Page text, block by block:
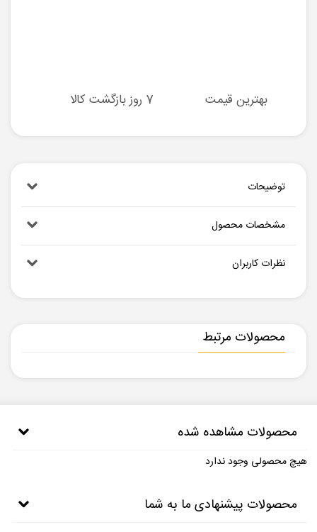
بهترین قیمت 7 روز بازگشت کالا
توضیحات
مشخصات محصول
نظرات کاربران
محصولات مرتبط
محصولات مشاهده شده
هیچ محصولی وجود ندارد
محصولات پیشنهادی ما به شما